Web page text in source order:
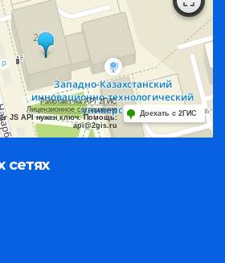
Работает на API 2ГИС
Лицензионное соглашение
JS API нужен ключ. Помощь:
api@2gis.ru
Доехать с 2ГИС
сетях